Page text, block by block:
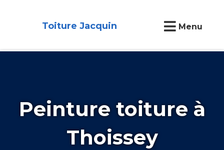
Toiture Jacquin Menu
Peinture toiture à
Thoissey